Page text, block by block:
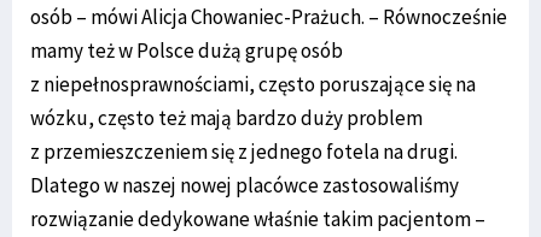
osób – mówi Alicja Chowaniec-Prażuch. – Równocześnie
mamy też w Polsce dużą grupę osób
z niepełnosprawnościami, często poruszające się na
wózku, często też mają bardzo duży problem
z przemieszczeniem się z jednego fotela na drugi.
Dlatego w naszej nowej placówce zastosowaliśmy
rozwiązanie dedykowane właśnie takim pacjentom –